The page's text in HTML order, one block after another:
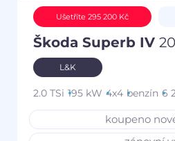
Ušetříte 295 200 Kč
Škoda Superb IV
L&K
2.0 TSi 195 kW 4x4 benzín 6
koupeno